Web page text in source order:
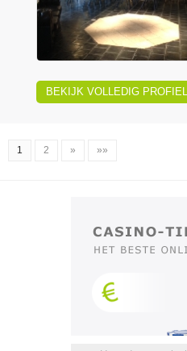
BEKIJK VOLLEDIG PROFIEL
1 2 » »»